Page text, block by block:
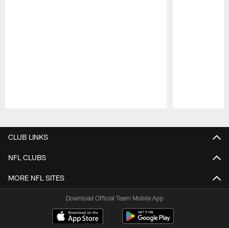
CLUB LINKS
NFL CLUBS
MORE NFL SITES
Download Official Team Mobile App